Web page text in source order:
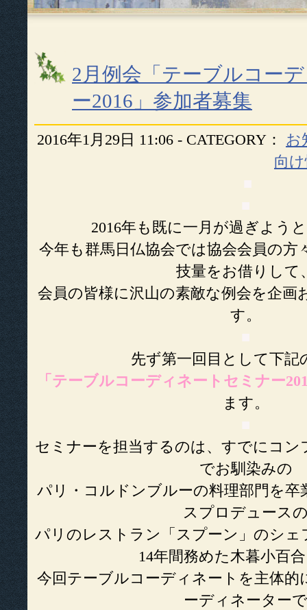
2月例会「テーブルコー
ー2016」参加者募集
2016年1月29日 11:06 - CATEGORY： お
向
2016年も既に一月が過ぎよう
今年も群馬日仏協会では協会会員の方
技量をお借りして
会員の皆様に沢山の素敵な例会を企画
す。
先ず第一回目として下記
「テーブルコーディネートセミナー
ます。
セミナーを担当するのは、すでにコ
でお馴染みの
パリ・コルドンブルーの料理部門を卒
スプロデュース
パリのレストラン「スプーン」のシ
14年間務めた木暮小百
今回テーブルコーディネートを主体的
ーディネーターで